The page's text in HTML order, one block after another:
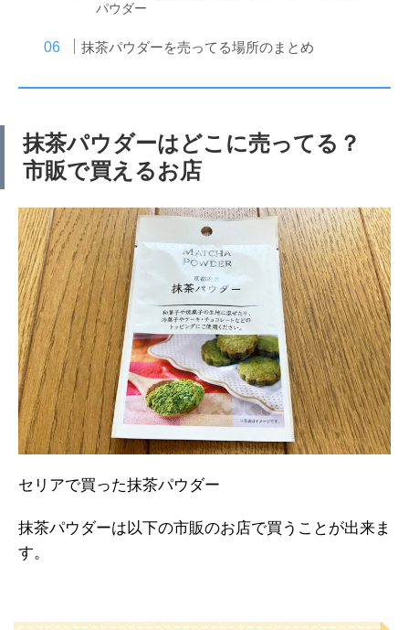
パウダー
抹茶パウダーを売ってる場所のまとめ
抹茶パウダーはどこに売ってる？
市販で買えるお店
セリアで買った抹茶パウダー
抹茶パウダーは以下の市販のお店で買うことが出来ま
す。